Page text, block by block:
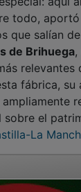
todo,
que salían de
de Brihuega,
relevantes
fábrica, su
el
La